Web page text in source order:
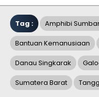
Tag : Amphibi
Bantuan Kemanusiaan
Danau Singkarak
Sumatera Barat